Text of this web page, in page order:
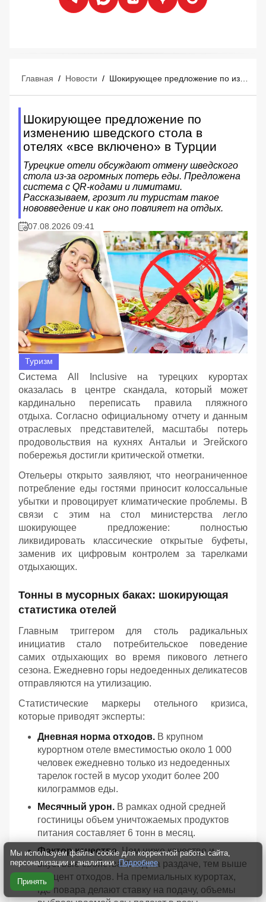
Главная / Новости /
Шокирующее предложение по
изменению шведского стола в
отелях «все включено» в Турции
Турецкие отели обсуждают отмену шведского
стола из-за огромных потерь еды. Предложена
система с QR-кодами и лимитами.
Рассказываем, грозит ли туристам такое
нововведение и как оно повлияет на отдых.
07.08.2026 09:41
Туризм
Система All Inclusive на турецких курортах
оказалась в центре скандала, который может
кардинально переписать правила пляжного
отдыха. Согласно официальному отчету и данным
отраслевых представителей, масштабы потерь
продовольствия на кухнях Антальи и Эгейского
побережья достигли критической отметки.
Отельеры открыто заявляют, что неограниченное
потребление еды гостями приносит колоссальные
убытки и провоцирует климатические проблемы. В
связи с этим на стол министерства легло
шокирующее предложение: полностью
ликвидировать классические открытые буфеты,
заменив их цифровым контролем за тарелками
отдыхающих.
Тонны в мусорных баках: шокирующая
статистика отелей
Главным триггером для столь радикальных
инициатив стало потребительское поведение
самих отдыхающих во время пикового летнего
сезона. Ежедневно горы недоеденных деликатесов
отправляются на утилизацию.
Статистические маркеры отельного кризиса,
которые приводят эксперты:
Дневная норма отходов. В крупном
курортном отеле вместимостью около 1 000
человек ежедневно только из недоеденных
тарелок гостей в мусор уходит более 200
килограммов еды.
Месячный урон. В рамках одной средней
гостиницы объем уничтожаемых продуктов
питания составляет 6 тонн в месяц.
Фактор качества. Чем ниже качество и
вкусовые свойства блюд на раздаче, тем выше
процент отходов. На премиальных курортах,
где повара делают ставку на подачу, объемы
Мы используем файлы cookie для корректной работы сайта,
персонализации и аналитики. Подробнее
Принять